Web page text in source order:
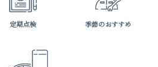
定期点検 季節のおすすめ